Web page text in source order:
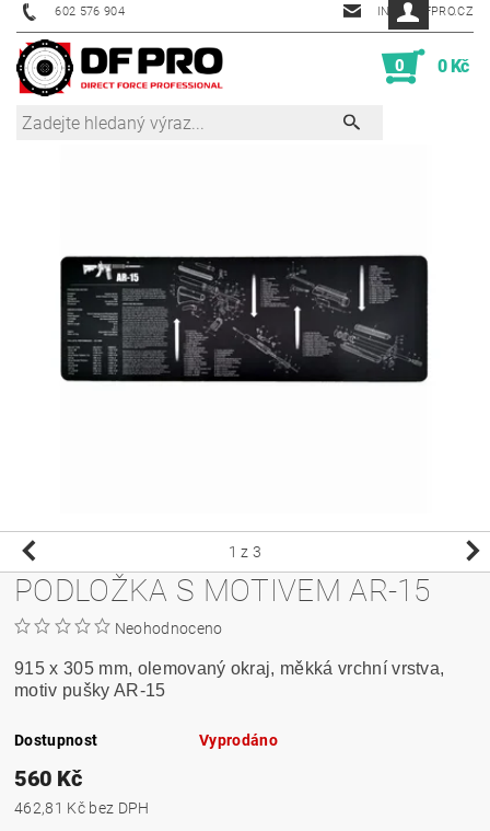
602 576 904 INFO@DFPRO.CZ
0 0 Kč
1 z 3
PODLOŽKA S MOTIVEM AR-15
Neohodnoceno
915 x 305 mm, olemovaný okraj, měkká vrchní vrstva,
motiv pušky AR-15
Dostupnost Vyprodáno
560 Kč
462,81 Kč bez DPH